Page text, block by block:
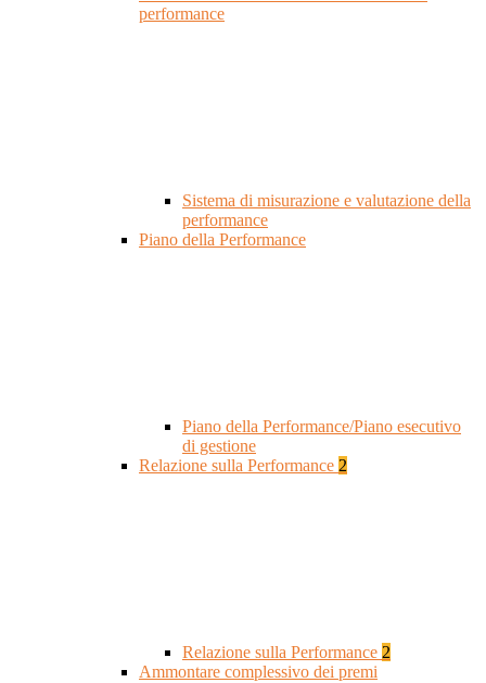
performance
Sistema di misurazione e valutazione della
performance
Piano della Performance
Piano della Performance/Piano esecutivo
di gestione
Relazione sulla Performance 2
Relazione sulla Performance 2
Ammontare complessivo dei premi